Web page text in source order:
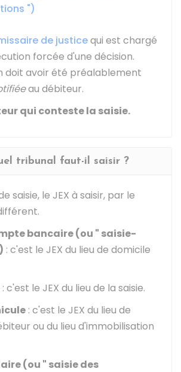
")
de justicequi est chargé
forcée d'une décision.
doit avoir été préalablement
au débiteur.
qui conteste la saisie.
tribunal faut-il saisir ?
saisie, le JEX à saisir, par le
bancaire (ou " saisie-
: c'est le JEX du lieu de domicile
: c'est le JEX du lieu de la saisie.
: c'est le JEX du lieu de
ou du lieu d'immobilisation
(ou " saisie des